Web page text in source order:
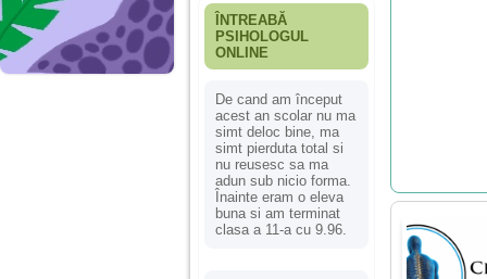
ÎNTREABĂ
PSIHOLOGUL
ONLINE
De cand am început
acest an scolar nu ma
simt deloc bine, ma
simt pierduta total si
nu reusesc sa ma
adun sub nicio forma.
Înainte eram o eleva
buna si am terminat
clasa a 11-a cu 9.96.